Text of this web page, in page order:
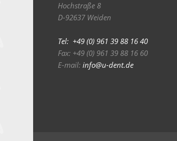
Hochstraße 8
D-92637 Weiden
Tel: +49 (0) 961 39 88 16 40
Fax: +49 (0) 961 39 88 16 60
E-mail:info@u-dent.de